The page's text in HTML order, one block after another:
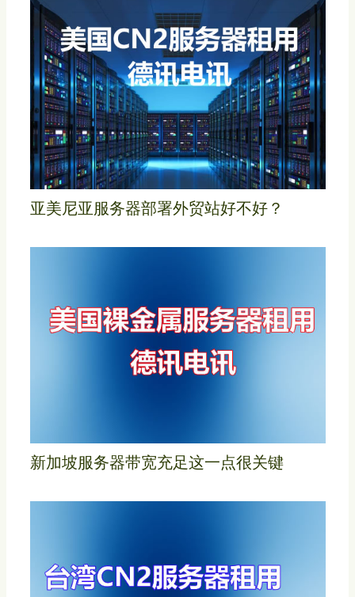
亚美尼亚服务器部署外贸站好不好？
新加坡服务器带宽充足这一点很关键